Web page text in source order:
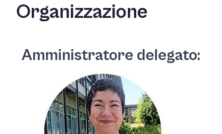
Organizzazione
Amministratore delegato: